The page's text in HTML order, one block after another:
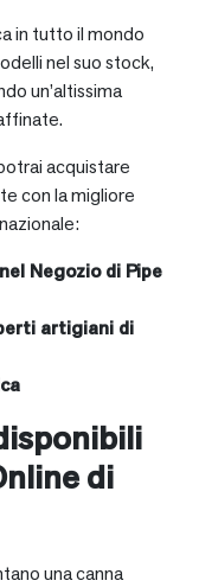
in tutto il mondo
nel suo stock,
un’altissima
acquistare
con la migliore
Negozio di Pipe
artigiani di
di
una canna